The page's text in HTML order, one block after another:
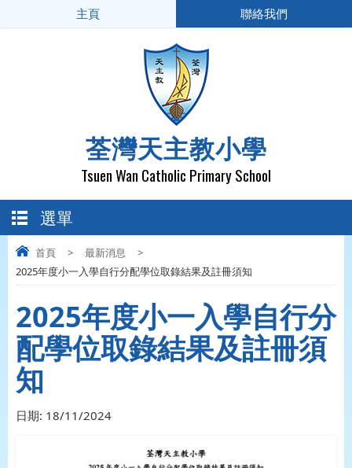
荃灣天主教小學
Tsuen Wan Catholic Primary School
主頁 聯絡我們
選單
首頁 > 最新消息
>
2025年度小一入學自行分配學位取錄結果及註冊須知
2025年度小一入學自行分
配學位取錄結果及註冊須
知
日期: 18/11/2024